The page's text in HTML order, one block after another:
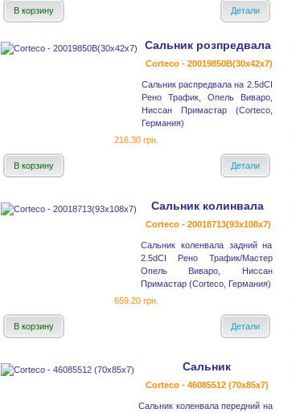
В корзину Детали
Сальник розпредвала
Corteco - 20019850B(30x42x7)
Сальник распредвала на 2.5dCI
Рено Трафик, Опель Виваро,
Ниссан Примастар (Corteco,
Германия)
216.30 грн.
В корзину Детали
Сальник колинвала
Corteco - 20018713(93x108x7)
Сальник коленвала задний на
2.5dCI Рено Трафик/Мастер
Опель Виваро, Ниссан
Примастар (Corteco, Германия)
659.20 грн.
В корзину Детали
Сальник
Corteco - 46085512 (70x85x7)
Сальник коленвала передний на